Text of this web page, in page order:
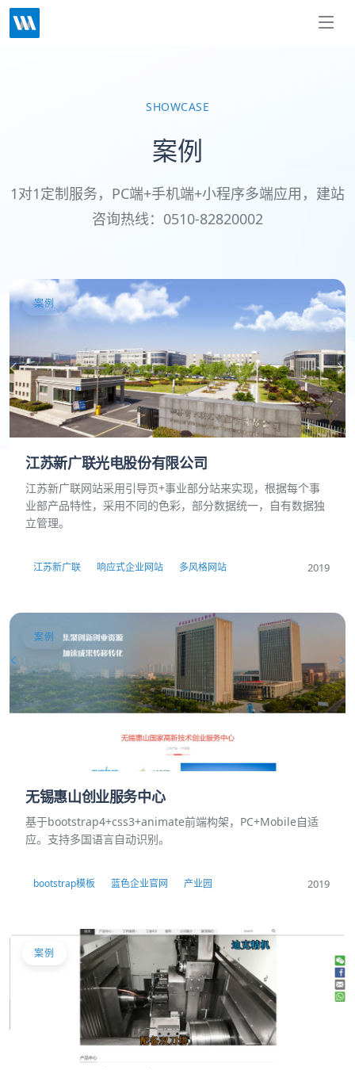
SHOWCASE
案例
1对1定制服务，PC端+手机端+小程序多端应用，建站
咨询热线：0510-82820002
案例
江苏新广联光电股份有限公司
江苏新广联网站采用引导页+事业部分站来实现，根据每个事
业部产品特性，采用不同的色彩，部分数据统一，自有数据独
立管理。
江苏新广联 响应式企业网站 多风格网站 2019
案例
无锡惠山创业服务中心
基于bootstrap4+css3+animate前端构架，PC+Mobile自适
应。支持多国语言自动识别。
bootstrap模板 蓝色企业官网 产业园 2019
案例